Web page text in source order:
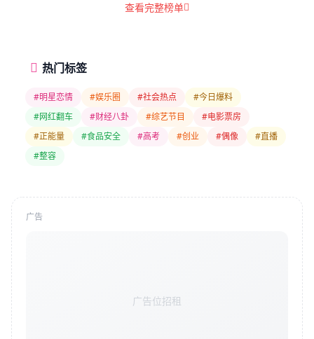
查看完整榜单
热门标签
#明星恋情 #娱乐圈 #社会热点
#今日爆料
#网红翻车
#财经八卦 #综艺节目
#电影票房
#正能量
#食品安全 #高考 #创业 #偶像
#直播
#整容
广告
广告位招租